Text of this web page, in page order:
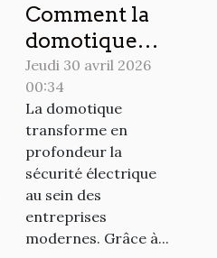
Comment la
domotique
redéfinit la
sécurité
électrique en
entreprise
Jeudi 30 avril 2026
00:34
La domotique
transforme en
profondeur la
sécurité électrique
au sein des
entreprises
modernes. Grâce à...